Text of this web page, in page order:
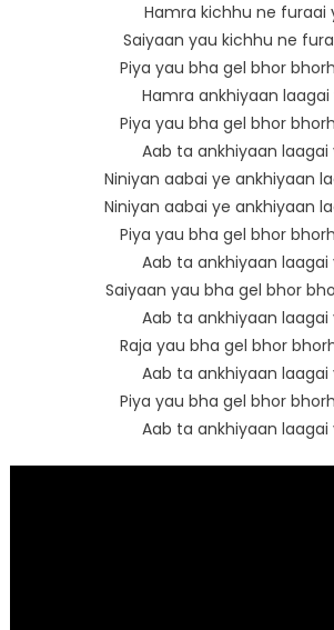
Hamra kichhu ne furaai
Saiyaan yau kichhu ne
Piya yau bha gel bhor
Hamra ankhiyaan laagai
Piya yau bha gel bhor
Aab ta ankhiyaan laagai
Niniyan aabai ye ankhiyaan
Niniyan aabai ye ankhiyaan
Piya yau bha gel bhor
Aab ta ankhiyaan laagai
Saiyaan yau bha gel bhor
Aab ta ankhiyaan laagai
Raja yau bha gel bhor
Aab ta ankhiyaan laagai
Piya yau bha gel bhor
Aab ta ankhiyaan laagai